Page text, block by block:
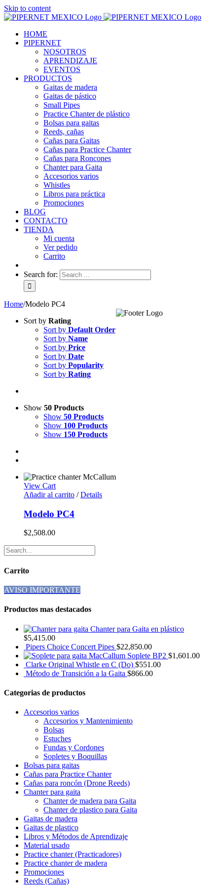
Skip to content
HOME
PIPERNET
NOSOTROS
APRENDIZAJE
EVENTOS
PRODUCTOS
Gaitas de madera
Gaitas de pástico
Small Pipes
Practice Chanter de plástico
Bolsas para gaitas
Reeds, cañas
Cañas para Gaitas
Cañas para Practice Chanter
Cañas para Roncones
Chanter para Gaita
Accesorios varios
Whistles
Libros para práctica
Promociones
BLOG
CONTACTO
TIENDA
Mi cuenta
Ver pedido
Carrito
Search for:
Home/Modelo PC4
Sort by Rating
Sort by Default Order
Sort by Name
Sort by Price
Sort by Date
Sort by Popularity
Sort by Rating
Show 50 Products
Show 50 Products
Show 100 Products
Show 150 Products
View Cart
Añadir al carrito / Details
Modelo PC4
$2,508.00
Carrito
AVISO IMPORTANTE
Productos mas destacados
Chanter para Gaita en plástico
$5,415.00
Pipers Choice Concert Pipes $22,850.00
Soplete BP2 $1,601.00
Clarke Original Whistle en C (Do) $551.00
Método de Transición a la Gaita $866.00
Categorias de productos
Accesorios varios
Accesorios y Mantenimiento
Bolsas
Estuches
Fundas y Cordones
Sopletes y Boquillas
Bolsas para gaitas
Cañas para Practice Chanter
Cañas para roncón (Drone Reeds)
Chanter para gaita
Chanter de madera para Gaita
Chanter de plastico para Gaita
Gaitas de madera
Gaitas de plastico
Libros y Métodos de Aprendizaje
Material usado
Practice chanter (Practicadores)
Practice chanter de madera
Promociones
Reeds (Cañas)